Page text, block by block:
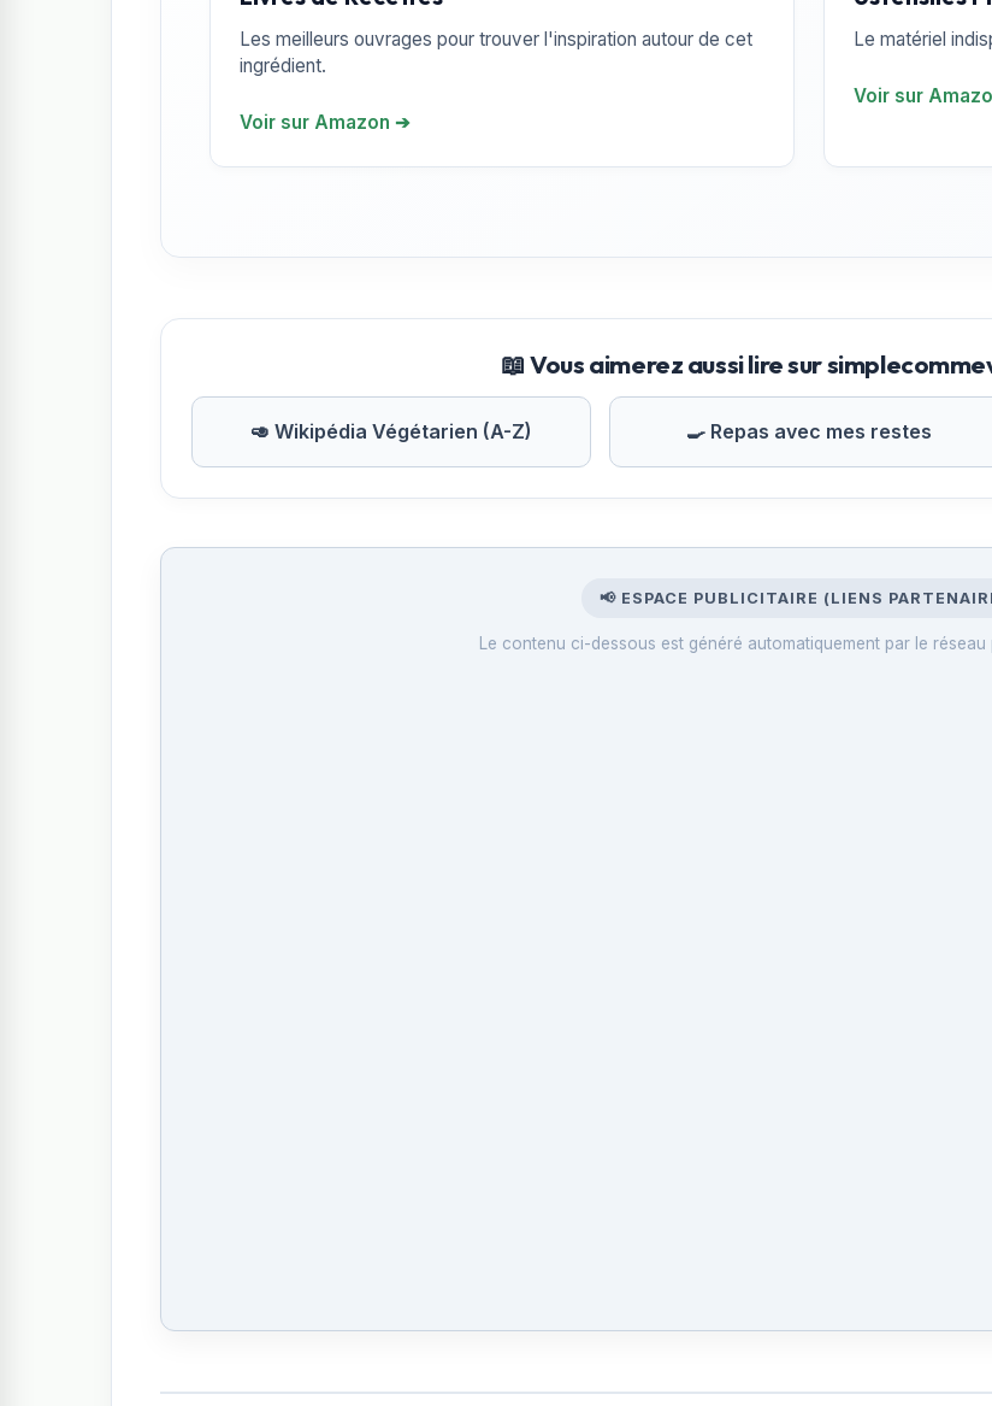
Les meilleurs ouvrages pour trouver l'inspiration autour de cet
ingrédient.
Voir sur Amazon ➔
Le matériel
Voir sur
📖 Vous aimerez aussi lire sur
🥑 Wikipédia Végétarien (A-Z) 🍳 Repas avec mes restes
📢 ESPACE PUBLICITAIRE (LIENS
Le contenu ci-dessous est généré automatiquement par le